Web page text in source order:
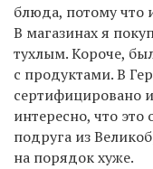
блюда, потому что
В магазинах я
тухлым. Короче,
с продуктами. В
сертифицировано
интересно, что
подруга из
на порядок хуже.